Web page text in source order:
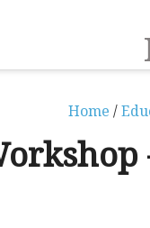
Home /